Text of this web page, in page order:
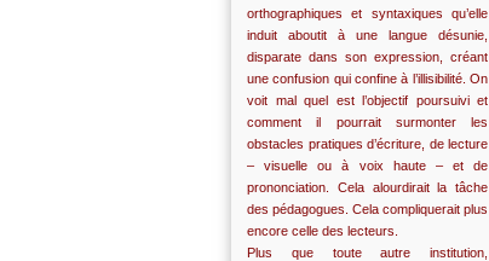
orthographiques et syntaxiques qu’elle
induit aboutit à une langue désunie,
disparate dans son expression, créant
une confusion qui confine à l’illisibilité. On
voit mal quel est l’objectif poursuivi et
comment il pourrait surmonter les
obstacles pratiques d’écriture, de lecture
– visuelle ou à voix haute – et de
prononciation. Cela alourdirait la tâche
des pédagogues. Cela compliquerait plus
encore celle des lecteurs.
Plus que toute autre institution,